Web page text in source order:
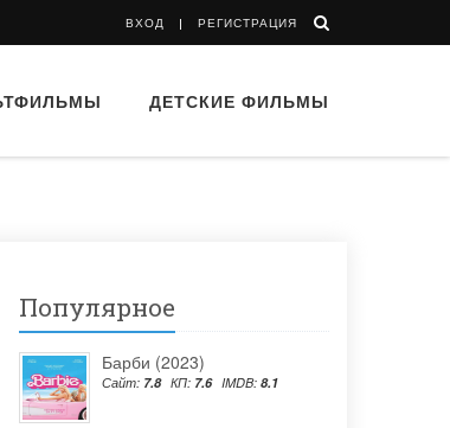
ВХОД РЕГИСТРАЦИЯ
ДЕТСКИЕ ФИЛЬМЫ
Популярное
Барби (2023)
Сайт: 7.8 КП: 7.6 IMDB: 8.1